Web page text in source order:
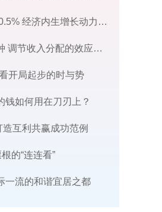
7月CPI同比上涨0.5% 经济内生增长动力持续增强
个税成第三大税种 调节收入分配的效应怎样？
开局起步的时与势
钱如何用在刀刃上？
互利共赢成功范例
的“连连看”
一流的和谐宜居之都